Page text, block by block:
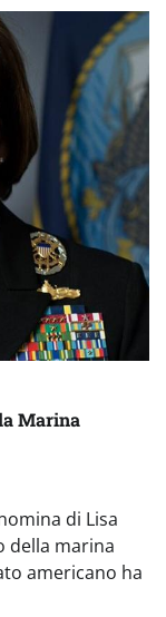
Marina
di Lisa
della marina
americano ha